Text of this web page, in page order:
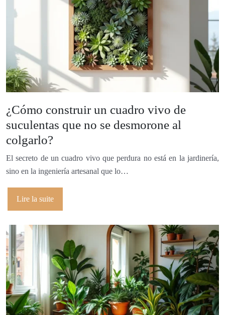
¿Cómo construir un cuadro vivo de
suculentas que no se desmorone al
colgarlo?
El secreto de un cuadro vivo que perdura no está en la jardinería,
sino en la ingeniería artesanal que lo…
Lire la suite